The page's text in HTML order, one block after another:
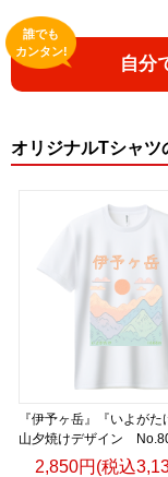
自分
誰でも
カンタン!
オリジナルTシャツ
『伊予ヶ岳』『いよが
山夕焼けデザイン
2,850円(税込